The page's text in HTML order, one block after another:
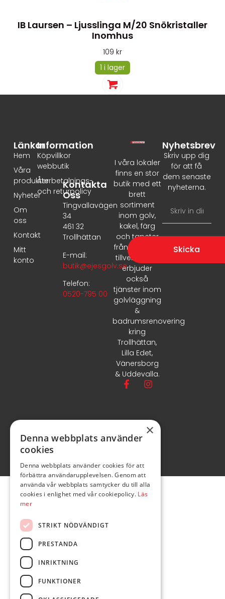
IB Laursen – Ljusslinga M/20 Snökristaller
Inomhus
109 kr
1 i lager
I våra lokaler
finns en stor
butik med ett
brett
sortiment
inom golv,
kakel, färg
och tapeter
från ledande
tillverkare. Vi
erbjuder
också
tjänster inom
golvläggning
&
badrumsrenovering
kring
Trollhättan,
Lilla Edet,
Vänersborg
& Uddevalla.
Information
Köpvillkor
webbutik
Återbetalnings-
och returpolicy
Länkar
Hem
Våra
produkter
Nyheter
Om
oss
Kontakt
Mitt
konto
Kontakta
Oss
Tingvallavägen
34
461 32
Trollhättan
E-mail:
butik@ejesgolv.se
Telefon:
0520-795 00
Nyhetsbrev
Skriv upp dig
för att få
dem senaste
nyheterna.
Skicka
×
Denna webbplats använder
cookies
Denna webbplats använder cookies för att
förbättra användarupplevelsen. Genom att
använda vår webbplats samtycker du till alla
cookies i enlighet med vår cookiepolicy. Läs
mer
STRIKT NÖDVÄNDIGT
PRESTANDA
INRIKTNING
FUNKTIONER